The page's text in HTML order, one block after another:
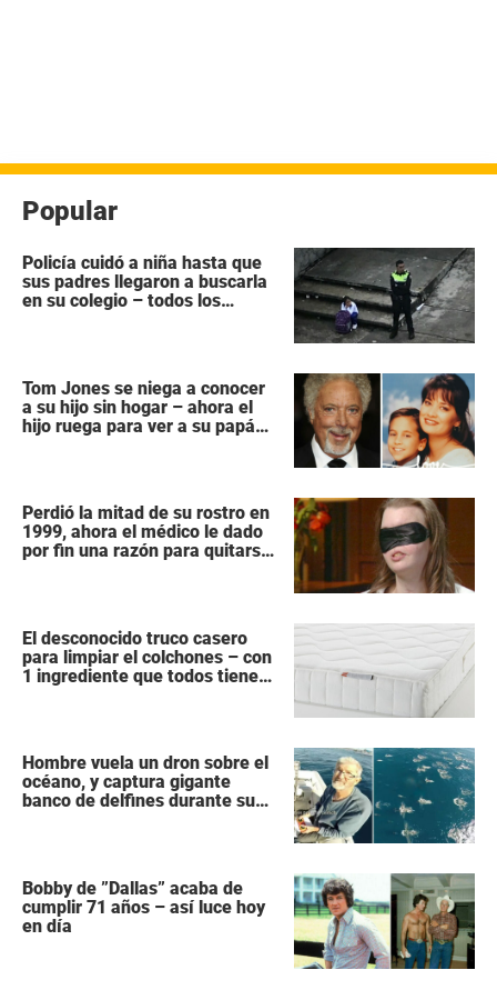
Popular
Policía cuidó a niña hasta que
sus padres llegaron a buscarla
en su colegio – todos los
Tom Jones se niega a conocer
a su hijo sin hogar – ahora el
hijo ruega para ver a su papá
Perdió la mitad de su rostro en
1999, ahora el médico le dado
por fin una razón para quitarse
El desconocido truco casero
para limpiar el colchones – con
1 ingrediente que todos tiene
Hombre vuela un dron sobre el
océano, y captura gigante
banco de delfines durante su
Bobby de ”Dallas” acaba de
cumplir 71 años – así luce hoy
en día